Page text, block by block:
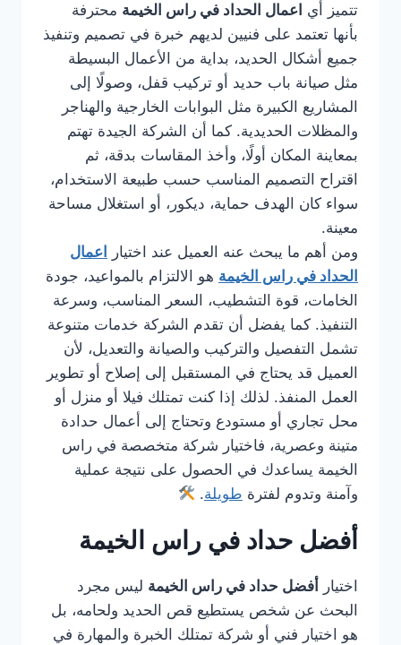
تتميز أي اعمال الحداد في راس الخيمة محترفة
بأنها تعتمد على فنيين لديهم خبرة في تصميم وتنفيذ
جميع أشكال الحديد، بداية من الأعمال البسيطة
مثل صيانة باب حديد أو تركيب قفل، وصولًا إلى
المشاريع الكبيرة مثل البوابات الخارجية والهناجر
والمظلات الحديدية. كما أن الشركة الجيدة تهتم
بمعاينة المكان أولًا، وأخذ المقاسات بدقة، ثم
اقتراح التصميم المناسب حسب طبيعة الاستخدام،
سواء كان الهدف حماية، ديكور، أو استغلال مساحة
معينة.
ومن أهم ما يبحث عنه العميل عند اختيار
اعمال
الحداد في راس الخيمة هو الالتزام بالمواعيد، جودة
الخامات، قوة التشطيب، السعر المناسب، وسرعة
التنفيذ. كما يفضل أن تقدم الشركة خدمات متنوعة
تشمل التفصيل والتركيب والصيانة والتعديل، لأن
العميل قد يحتاج في المستقبل إلى إصلاح أو تطوير
العمل المنفذ. لذلك إذا كنت تمتلك فيلا أو منزل أو
محل تجاري أو مستودع وتحتاج إلى أعمال حدادة
متينة وعصرية، فاختيار شركة متخصصة في راس
الخيمة يساعدك في الحصول على نتيجة عملية
وآمنة وتدوم لفترة طويلة.
أفضل حداد في راس الخيمة
اختيار أفضل حداد في راس الخيمة ليس مجرد
البحث عن شخص يستطيع قص الحديد ولحامه، بل
هو اختيار فني أو شركة تمتلك الخبرة والمهارة في